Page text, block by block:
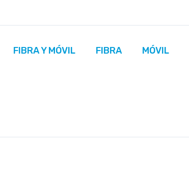
FIBRA Y MÓVIL FIBRA MÓVIL